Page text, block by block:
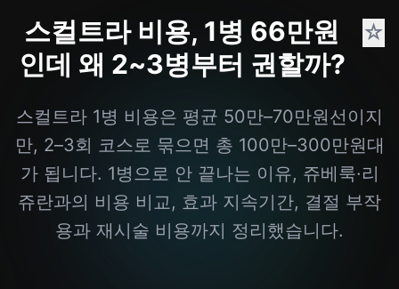
스컬트라 비용, 1병 66만원
인데 왜 2~3병부터 권할까?
☆
스컬트라 1병 비용은 평균 50만–70만원선이지
만, 2–3회 코스로 묶으면 총 100만–300만원대
가 됩니다. 1병으로 안 끝나는 이유, 쥬베룩·리
쥬란과의 비용 비교, 효과 지속기간, 결절 부작
용과 재시술 비용까지 정리했습니다.